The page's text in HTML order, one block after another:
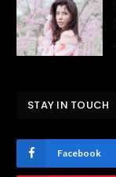
STAY IN TOUCH
Facebook